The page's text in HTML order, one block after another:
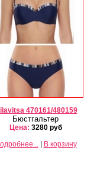
470161/480159
Бюстгальтер
Цена: 3280 руб
| В корзину